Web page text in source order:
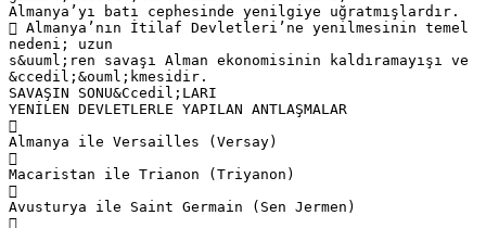
Almanya’yı batı cephesinde yenilgiye uğratmışlardır.
 Almanya’nın İtilaf Devletleri’ne yenilmesinin temel
nedeni; uzun
s&uuml;ren savaşı Alman ekonomisinin kaldıramayışı ve
&ccedil;&ouml;kmesidir.
SAVAŞIN SONU&Ccedil;LARI
YENİLEN DEVLETLERLE YAPILAN ANTLAŞMALAR

Almanya ile Versailles (Versay)

Macaristan ile Trianon (Triyanon)

Avusturya ile Saint Germain (Sen Jermen)
